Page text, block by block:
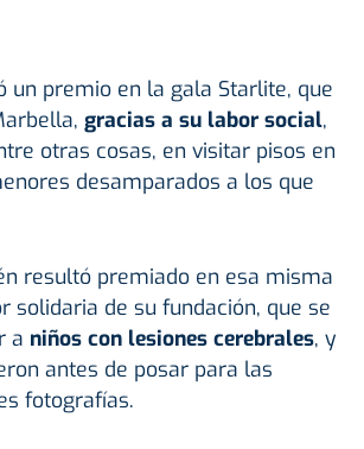
un premio en la gala Starlite, que
gracias a su labor social,
otras cosas, en visitar pisos en
desamparados a los que
resultó premiado en esa misma
solidaria de su fundación, que se
a niños con lesiones cerebrales, y
antes de posar para las
fotografías.